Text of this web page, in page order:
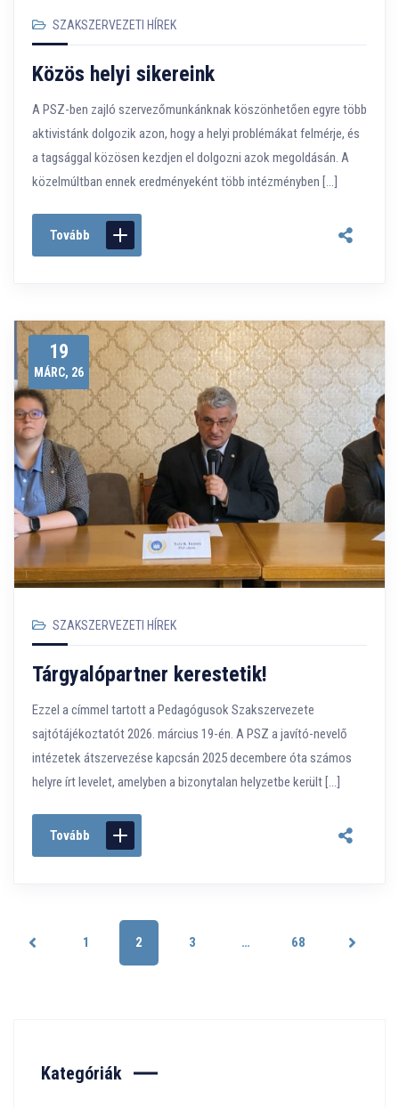
SZAKSZERVEZETI HÍREK
Közös helyi sikereink
A PSZ-ben zajló szervezőmunkánknak köszönhetően egyre több
aktivistánk dolgozik azon, hogy a helyi problémákat felmérje, és
a tagsággal közösen kezdjen el dolgozni azok megoldásán. A
közelmúltban ennek eredményeként több intézményben […]
Tovább
19
MÁRC, 26
SZAKSZERVEZETI HÍREK
Tárgyalópartner kerestetik!
Ezzel a címmel tartott a Pedagógusok Szakszervezete
sajtótájékoztatót 2026. március 19-én. A PSZ a javító-nevelő
intézetek átszervezése kapcsán 2025 decembere óta számos
helyre írt levelet, amelyben a bizonytalan helyzetbe került […]
Tovább
1 2 3 … 68
Kategóriák